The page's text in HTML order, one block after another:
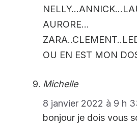
AURORE…
OU EN EST MON
Michelle
8 janvier 2022 à 9 h
bonjour je dois vous